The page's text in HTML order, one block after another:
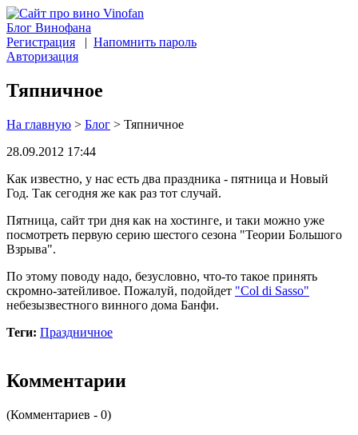
Блог Винофана
Регистрация | Напомнить пароль
Авторизация
Тяпничное
На главную > Блог > Тяпничное
28.09.2012 17:44
Как известно, у нас есть два праздника - пятница и Новый
Год. Так сегодня же как раз тот случай.
Пятница, сайт три дня как на хостинге, и таки можно уже
посмотреть первую серию шестого сезона "Теории Большого
Взрыва".
По этому поводу надо, безусловно, что-то такое принять
скромно-затейливое. Пожалуй, подойдет "Col di Sasso"
небезызвестного винного дома Банфи.
Теги: Праздничное
Комментарии
(Комментариев - 0)